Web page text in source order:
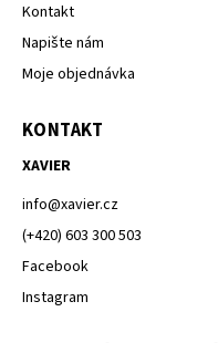
Kontakt
Napište nám
Moje objednávka
KONTAKT
XAVIER
info@xavier.cz
(+420) 603 300 503
Facebook
Instagram